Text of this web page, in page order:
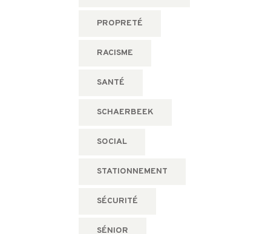
PROPRETÉ
RACISME
SANTÉ
SCHAERBEEK
SOCIAL
STATIONNEMENT
SÉCURITÉ
SÉNIOR